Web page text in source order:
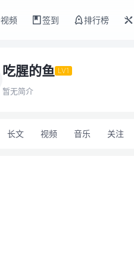
视频 签到 排行榜
吃腥的鱼 LV1
暂无简介
长文 视频 音乐 关注